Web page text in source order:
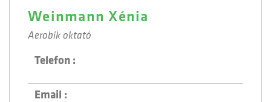
Weinmann Xénia
Aerobik oktató
Telefon :
Email :